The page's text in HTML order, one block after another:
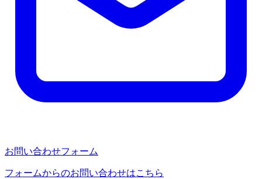
お問い合わせフォーム
フォームからのお問い合わせはこちら